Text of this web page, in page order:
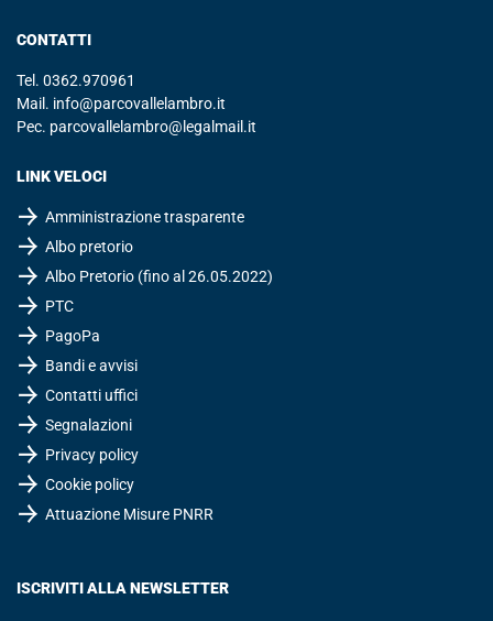
CONTATTI
Tel. 0362.970961
Mail. info@parcovallelambro.it
Pec. parcovallelambro@legalmail.it
LINK VELOCI
Amministrazione trasparente
Albo pretorio
Albo Pretorio (fino al 26.05.2022)
PTC
PagoPa
Bandi e avvisi
Contatti uffici
Segnalazioni
Privacy policy
Cookie policy
Attuazione Misure PNRR
ISCRIVITI ALLA NEWSLETTER